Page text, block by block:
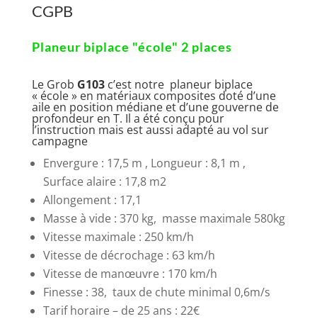
CGPB
Planeur biplace "école" 2 places
Le Grob G103c’est notre planeur biplace
« école » en matériaux composites doté d’une
aile en position médiane et d’une gouverne de
profondeur en T. Il a été conçu pour
l’instruction mais est aussi adapté au vol sur
campagne
Envergure : 17,5 m , Longueur : 8,1 m ,
Surface alaire : 17,8 m2
Allongement : 17,1
Masse à vide : 370 kg, masse maximale 580kg
Vitesse maximale : 250 km/h
Vitesse de décrochage : 63 km/h
Vitesse de manœuvre : 170 km/h
Finesse : 38, taux de chute minimal 0,6m/s
Tarif horaire – de 25 ans : 22€